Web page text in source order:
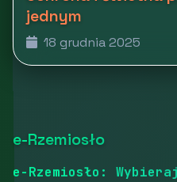
jednym
18 grudnia 2025
e-Rzemiosło
e-Rzemiosło: